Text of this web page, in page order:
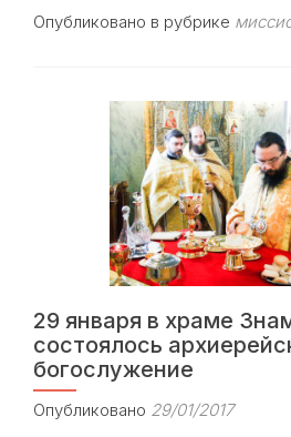
about
№1248
состоялась
встреча
методистов
и
преподавателей
по
вопросам
выбора
курса
ОРКСЭ
Опубликовано в рубрике
29 января в храме
состоялось
богослужение
Опубликовано 29/01/2017